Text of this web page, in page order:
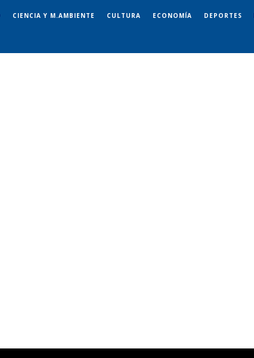
CIENCIA Y M.AMBIENTE CULTURA ECONOMÍA DEPORTES